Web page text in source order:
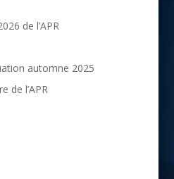
de l’APR
automne 2025
de l’APR